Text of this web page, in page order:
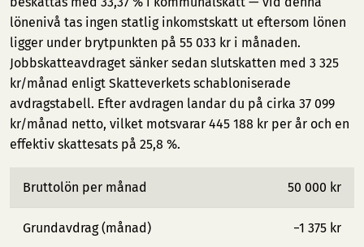
lönenivå tas ingen statlig inkomstskatt ut eftersom lönen
ligger under brytpunkten på 55 033 kr i månaden.
Jobbskatteavdraget sänker sedan slutskatten med 3 325
kr/månad enligt Skatteverkets schabloniserade
avdragstabell. Efter avdragen landar du på cirka 37 099
kr/månad netto, vilket motsvarar 445 188 kr per år och en
effektiv skattesats på 25,8 %.
Bruttolön per månad 50 000 kr
Grundavdrag (månad) −1 375 kr